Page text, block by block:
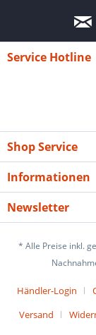
Service Hotline
Shop Service
Informationen
Newsletter
* Alle Preise inkl.
Händler-Login
Versand